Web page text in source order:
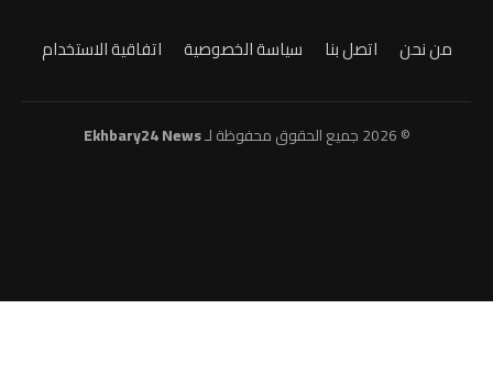
من نحن اتصل بنا سياسة الخصوصية اتفاقية الاستخدام
© 2026 جميع الحقوق محفوظة لـ Ekhbary24 News